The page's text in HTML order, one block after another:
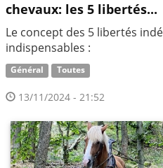
chevaux: les 5 libertés...
Le concept des 5 libertés
indispensables :
Général Toutes
13/11/2024 - 21:52